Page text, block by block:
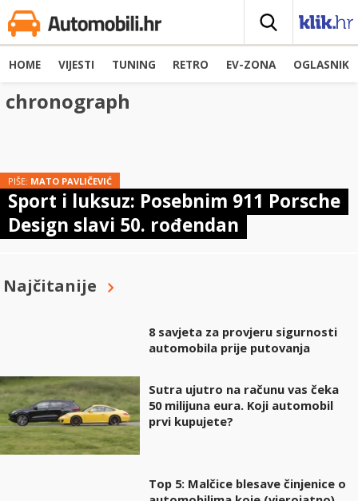
HOME VIJESTI TUNING RETRO EV-ZONA OGLASNIK
chronograph
PIŠE: MATO PAVLIČEVIĆ
Sport i luksuz: Posebnim 911 Porsche
Design slavi 50. rođendan
Najčitanije
8 savjeta za provjeru sigurnosti
automobila prije putovanja
Sutra ujutro na računu vas čeka
50 milijuna eura. Koji automobil
prvi kupujete?
Top 5: Malčice blesave činjenice o